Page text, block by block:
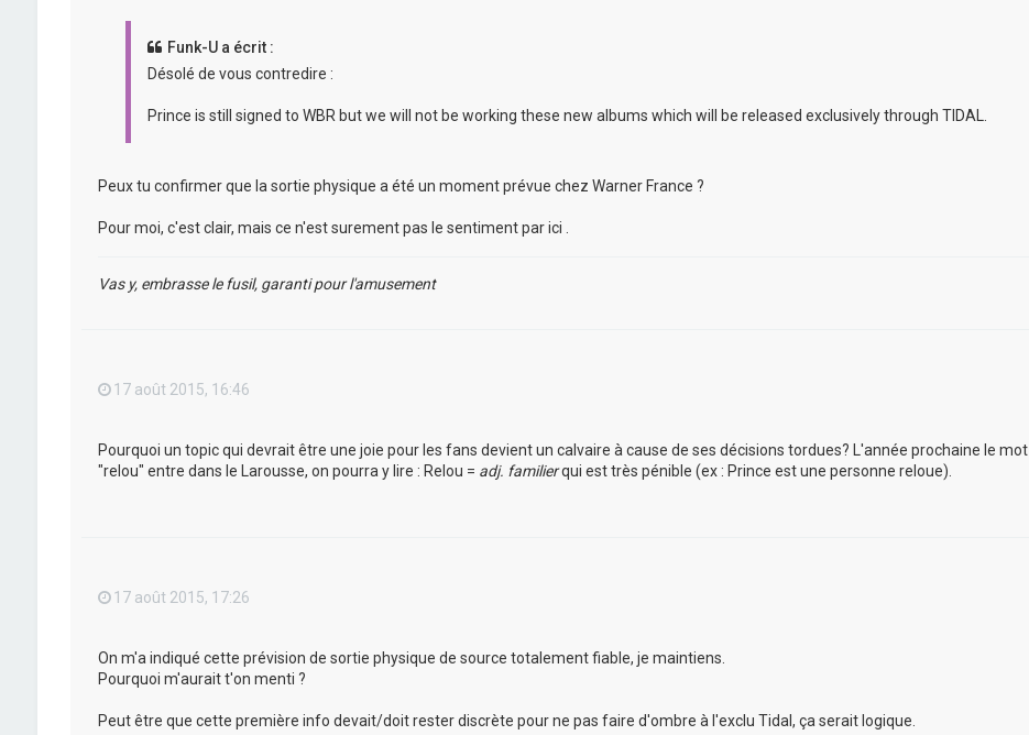
Funk-U a écrit :
Désolé de vous contredire :
Prince is still signed to WBR but we will not be working these new albums which will be released exclusively through TIDAL.
Peux tu confirmer que la sortie physique a été un moment prévue chez Warner France ?
Pour moi, c'est clair, mais ce n'est surement pas le sentiment par ici .
Vas y, embrasse le fusil, garanti pour l'amusement
17 août 2015, 16:46
Pourquoi un topic qui devrait être une joie pour les fans devient un calvaire à cause de ses décisions tordues? L'année prochaine le mot
"relou" entre dans le Larousse, on pourra y lire : Relou = adj. familierqui est très pénible (ex : Prince est une personne reloue).
17 août 2015, 17:26
On m'a indiqué cette prévision de sortie physique de source totalement fiable, je maintiens.
Pourquoi m'aurait t'on menti ?
Peut être que cette première info devait/doit rester discrète pour ne pas faire d'ombre à l'exclu Tidal, ça serait logique.